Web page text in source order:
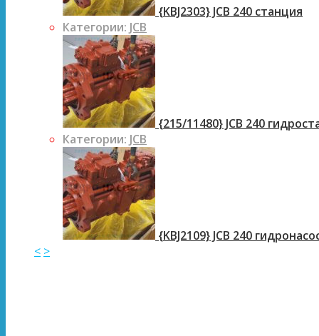
{KBJ2303} JCB 240 станция
Категории: JCB
{215/11480} JCB 240
Категории: JCB
{KBJ2109} JCB 240
< >